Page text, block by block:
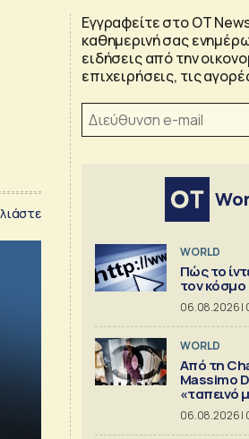
Εγγραφείτε στο OT
καθημερινή σας
ειδήσεις από την
επιχειρήσεις, τις
WORLD
Πώς το
τον κόσμο
06.08.2026 |
WORLD
Από τη
Massimo
«ταπεινό
best seller
06.08.2026 |